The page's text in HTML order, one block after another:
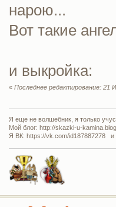
нарою...
Вот такие
и выкройка:
«Последнее редактирование: 21
Я еще не волшебник, я только
Мой блог: http://skazki-u-
Я ВК: https://vk.com/id187887278 и